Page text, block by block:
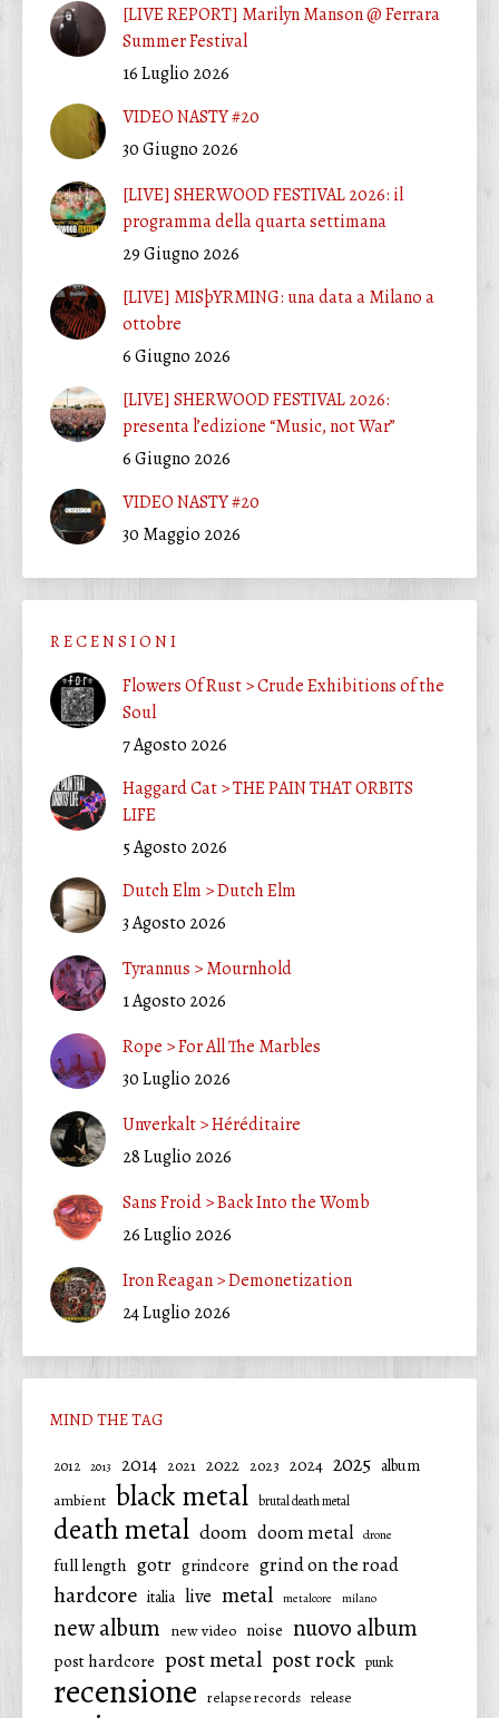
[LIVE REPORT] Marilyn Manson @ Ferrara
Summer Festival
16 Luglio 2026
VIDEO NASTY #20
30 Giugno 2026
[LIVE] SHERWOOD FESTIVAL 2026: il
programma della quarta settimana
29 Giugno 2026
[LIVE] MISþYRMING: una data a Milano a
ottobre
6 Giugno 2026
[LIVE] SHERWOOD FESTIVAL 2026:
presenta l’edizione “Music, not War”
6 Giugno 2026
VIDEO NASTY #20
30 Maggio 2026
R E C E N S I O N I
Flowers Of Rust > Crude Exhibitions of the
Soul
7 Agosto 2026
Haggard Cat > THE PAIN THAT ORBITS
LIFE
5 Agosto 2026
Dutch Elm > Dutch Elm
3 Agosto 2026
Tyrannus > Mournhold
1 Agosto 2026
Rope > For All The Marbles
30 Luglio 2026
Unverkalt > Héréditaire
28 Luglio 2026
Sans Froid > Back Into the Womb
26 Luglio 2026
Iron Reagan > Demonetization
24 Luglio 2026
MIND THE TAG
2012 2013 2014 2021 2022 2023 2024 2025 album
ambient black metal brutal death metal
death metal doom doom metal drone
full length gotr grindcore grind on the road
hardcore italia live metal metalcore milano
new album new video noise nuovo album
post hardcore post metal post rock punk
recensione relapse records release